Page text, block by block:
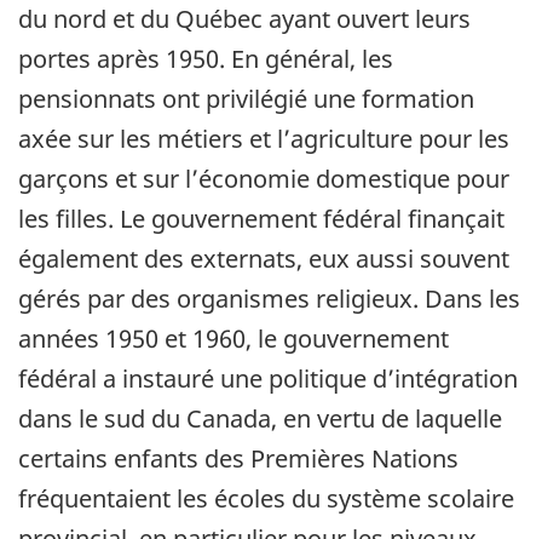
du nord et du Québec ayant ouvert leurs
portes après 1950. En général, les
pensionnats ont privilégié une formation
axée sur les métiers et l’agriculture pour les
garçons et sur l’économie domestique pour
les filles. Le gouvernement fédéral finançait
également des externats, eux aussi souvent
gérés par des organismes religieux. Dans les
années 1950 et 1960, le gouvernement
fédéral a instauré une politique d’intégration
dans le sud du Canada, en vertu de laquelle
certains enfants des Premières Nations
fréquentaient les écoles du système scolaire